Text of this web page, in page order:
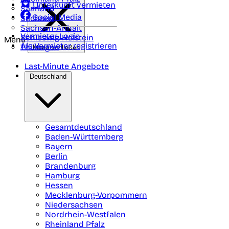
Saarland
Sachsen
Sachsen-Anhalt
Schleswig-Holstein
Thüringen
Unterkunft vermieten
Social Media
Vermieter-Login
Als Vermieter registrieren
Menü
Menü schließen
Last-Minute Angebote
Deutschland
Gesamtdeutschland
Baden-Württemberg
Bayern
Berlin
Brandenburg
Hamburg
Hessen
Mecklenburg-Vorpommern
Niedersachsen
Nordrhein-Westfalen
Rheinland Pfalz